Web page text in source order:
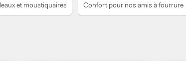
et moustiquaires Confort pour nos amis à fourrure